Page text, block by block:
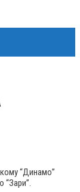
“Динамо”